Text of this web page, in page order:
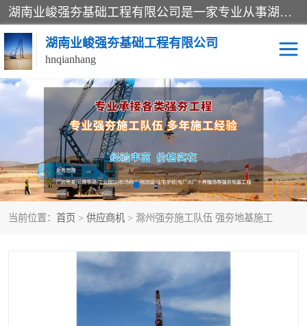
湖南业峻强夯基础工程有限公司是一家专业从事湖南强夯基础工程、强夯机租赁，地基处理的施工单位。业务覆盖：湖南、广东，江西等地。可承接1000KN.m-25000KN.m强夯（置换）工程。公司创始人是国内较早期从事强夯施工的建设者，经过多年的一步一个脚印的发展，在行业内具有较高的度和良好的口碑。
湖南业峻强夯基础工程有限公司
hnqianhang
当前位置： 首页 > 供应商机 > 滁州强夯施工队伍 强夯地基施工
强夯施工案例 强夯机租赁
强夯施工工程 强夯施工队伍
强夯队伍